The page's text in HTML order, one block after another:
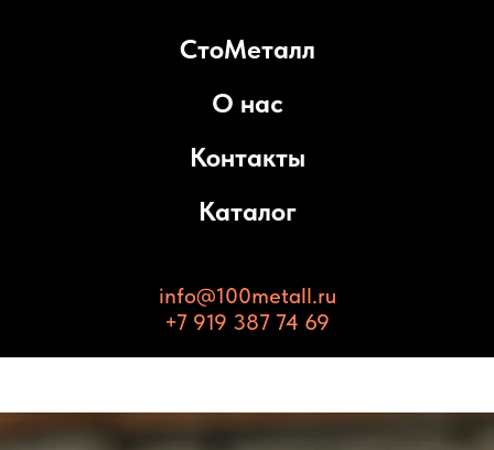
СтоМеталл
О нас
Контакты
Каталог
info@100metall.ru
+7 919 387 74 69